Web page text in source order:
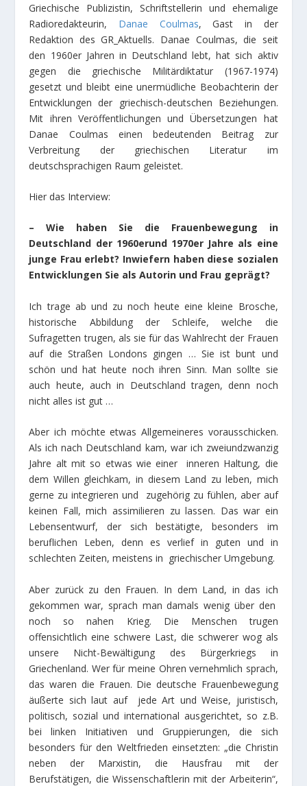
Griechische Publizistin, Schriftstellerin und ehemalige
Radioredakteurin, Danae Coulmas, Gast in der
Redaktion des GR_Aktuells. Danae Coulmas, die seit
den 1960er Jahren in Deutschland lebt, hat sich aktiv
gegen die griechische Militärdiktatur (1967-1974)
gesetzt und bleibt eine unermüdliche Beobachterin der
Entwicklungen der griechisch-deutschen Beziehungen.
Mit ihren Veröffentlichungen und Übersetzungen hat
Danae Coulmas einen bedeutenden Beitrag zur
Verbreitung der griechischen Literatur im
deutschsprachigen Raum geleistet.
Hier das Interview:
– Wie haben Sie die Frauenbewegung in
Deutschland der 1960erund 1970er Jahre als eine
junge Frau erlebt? Inwiefern haben diese sozialen
Entwicklungen Sie als Autorin und Frau geprägt?
Ich trage ab und zu noch heute eine kleine Brosche,
historische Abbildung der Schleife, welche die
Sufragetten trugen, als sie für das Wahlrecht der Frauen
auf die Straßen Londons gingen … Sie ist bunt und
schön und hat heute noch ihren Sinn. Man sollte sie
auch heute, auch in Deutschland tragen, denn noch
nicht alles ist gut …
Aber ich möchte etwas Allgemeineres vorausschicken.
Als ich nach Deutschland kam, war ich zweiundzwanzig
Jahre alt mit so etwas wie einer inneren Haltung, die
dem Willen gleichkam, in diesem Land zu leben, mich
gerne zu integrieren und zugehörig zu fühlen, aber auf
keinen Fall, mich assimilieren zu lassen. Das war ein
Lebensentwurf, der sich bestätigte, besonders im
beruflichen Leben, denn es verlief in guten und in
schlechten Zeiten, meistens in griechischer Umgebung.
Aber zurück zu den Frauen. In dem Land, in das ich
gekommen war, sprach man damals wenig über den
noch so nahen Krieg. Die Menschen trugen
offensichtlich eine schwere Last, die schwerer wog als
unsere Nicht-Bewältigung des Bürgerkriegs in
Griechenland. Wer für meine Ohren vernehmlich sprach,
das waren die Frauen. Die deutsche Frauenbewegung
äußerte sich laut auf jede Art und Weise, juristisch,
politisch, sozial und international ausgerichtet, so z.B.
bei linken Initiativen und Gruppierungen, die sich
besonders für den Weltfrieden einsetzten: „die Christin
neben der Marxistin, die Hausfrau mit der
Berufstätigen, die Wissenschaftlerin mit der Arbeiterin“,